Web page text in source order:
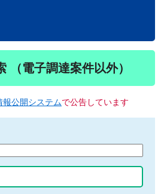
（電子調達案件以外）
報公開システムで公告しています